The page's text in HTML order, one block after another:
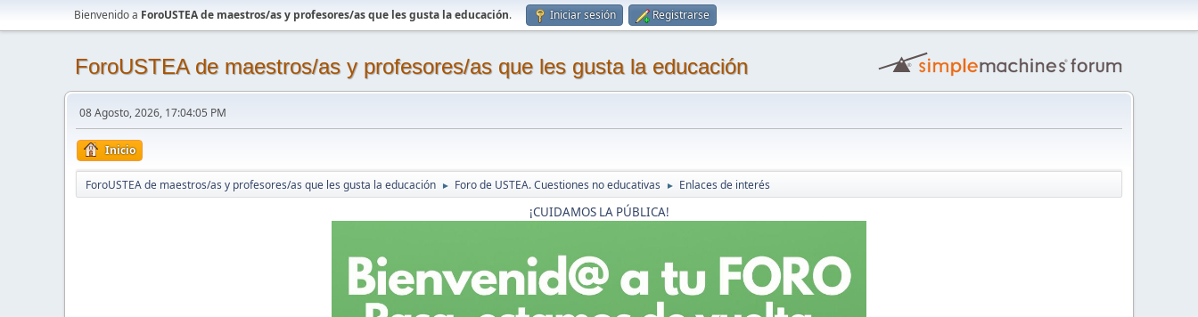
Bienvenido a ForoUSTEA de maestros/as y profesores/as que les gusta la educación. Iniciar sesión Registrarse
ForoUSTEA de maestros/as y profesores/as que les gusta la educación
08 Agosto, 2026, 17:04:05 PM
Inicio
ForoUSTEA de maestros/as y profesores/as que les gusta la educación ► Foro de USTEA. Cuestiones no educativas ► Enlaces de interés
¡CUIDAMOS LA PÚBLICA!